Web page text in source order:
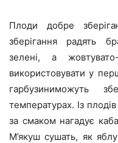
Плоди добре
зберігання радять
зелені, а
використовувати у
гарбузиниможуть
температурах. Із
за смаком нагадує
М’якуш сушать, як